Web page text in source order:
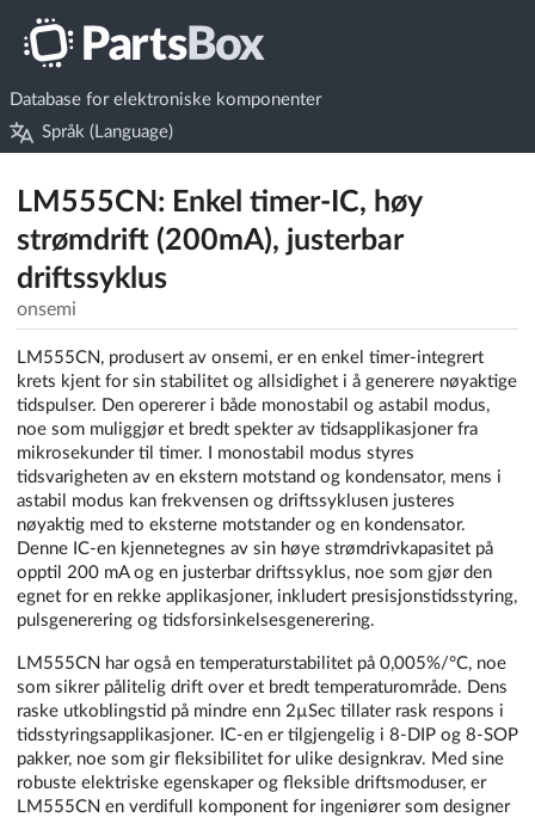
Database for elektroniske komponenter
Språk (Language)
LM555CN: Enkel timer-IC, høy
strømdrift (200mA), justerbar
driftssyklus
onsemi
LM555CN, produsert av onsemi, er en enkel timer-integrert
krets kjent for sin stabilitet og allsidighet i å generere nøyaktige
tidspulser. Den opererer i både monostabil og astabil modus,
noe som muliggjør et bredt spekter av tidsapplikasjoner fra
mikrosekunder til timer. I monostabil modus styres
tidsvarigheten av en ekstern motstand og kondensator, mens i
astabil modus kan frekvensen og driftssyklusen justeres
nøyaktig med to eksterne motstander og en kondensator.
Denne IC-en kjennetegnes av sin høye strømdrivkapasitet på
opptil 200 mA og en justerbar driftssyklus, noe som gjør den
egnet for en rekke applikasjoner, inkludert presisjonstidsstyring,
pulsgenerering og tidsforsinkelsesgenerering.
LM555CN har også en temperaturstabilitet på 0,005%/°C, noe
som sikrer pålitelig drift over et bredt temperaturområde. Dens
raske utkoblingstid på mindre enn 2µSec tillater rask respons i
tidsstyringsapplikasjoner. IC-en er tilgjengelig i 8-DIP og 8-SOP
pakker, noe som gir fleksibilitet for ulike designkrav. Med sine
robuste elektriske egenskaper og fleksible driftsmoduser, er
LM555CN en verdifull komponent for ingeniører som designer